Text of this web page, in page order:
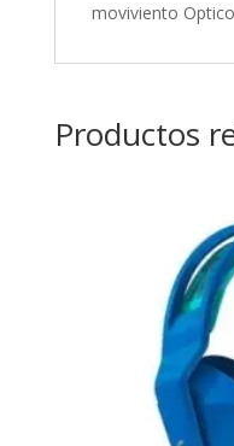
moviviento
Productos